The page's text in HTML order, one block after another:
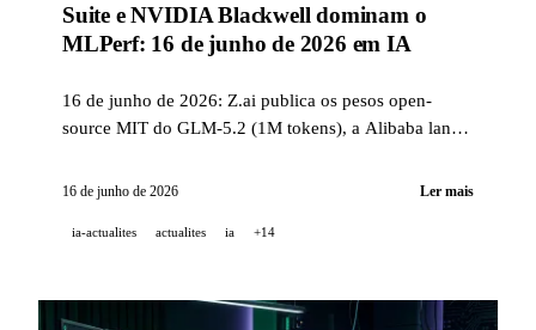
Suite e NVIDIA Blackwell dominam o
MLPerf: 16 de junho de 2026 em IA
16 de junho de 2026: Z.ai publica os pesos open-
source MIT do GLM-5.2 (1M tokens), a Alibaba lança
Blackwell vence todos os benchmarks do MLPerf
paga em 20 de julho.
16 de junho de 2026 Ler mais
ia-actualites actualites ia +14